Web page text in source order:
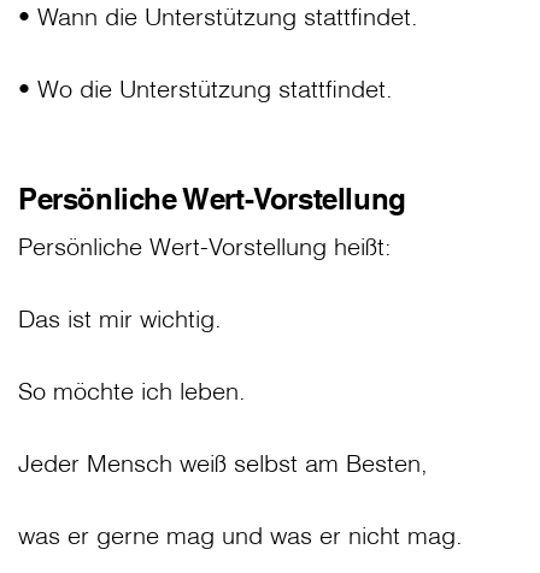
• Wann die Unterstützung stattfindet.
• Wo die Unterstützung stattfindet.
Persönliche Wert-Vorstellung
Persönliche Wert-Vorstellung heißt:
Das ist mir wichtig.
So möchte ich leben.
Jeder Mensch weiß selbst am Besten,
was er gerne mag und was er nicht mag.